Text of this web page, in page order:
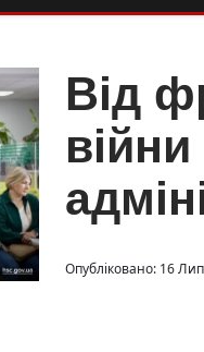
Від
Опубліковано: 16